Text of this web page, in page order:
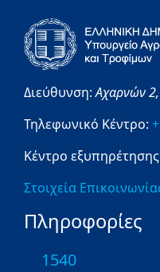
Διεύθυνση:Αχαρνών
Τηλεφωνικό Κέντρο:
Κέντρο
Στοιχεία
Πληροφορίες
1540